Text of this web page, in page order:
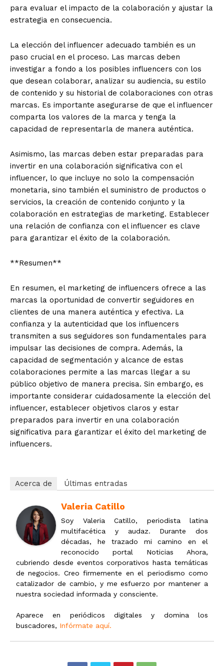
para evaluar el impacto de la colaboración y ajustar la
estrategia en consecuencia.
La elección del influencer adecuado también es un
paso crucial en el proceso. Las marcas deben
investigar a fondo a los posibles influencers con los
que desean colaborar, analizar su audiencia, su estilo
de contenido y su historial de colaboraciones con otras
marcas. Es importante asegurarse de que el influencer
comparta los valores de la marca y tenga la
capacidad de representarla de manera auténtica.
Asimismo, las marcas deben estar preparadas para
invertir en una colaboración significativa con el
influencer, lo que incluye no solo la compensación
monetaria, sino también el suministro de productos o
servicios, la creación de contenido conjunto y la
colaboración en estrategias de marketing. Establecer
una relación de confianza con el influencer es clave
para garantizar el éxito de la colaboración.
**Resumen**
En resumen, el marketing de influencers ofrece a las
marcas la oportunidad de convertir seguidores en
clientes de una manera auténtica y efectiva. La
confianza y la autenticidad que los influencers
transmiten a sus seguidores son fundamentales para
impulsar las decisiones de compra. Además, la
capacidad de segmentación y alcance de estas
colaboraciones permite a las marcas llegar a su
público objetivo de manera precisa. Sin embargo, es
importante considerar cuidadosamente la elección del
influencer, establecer objetivos claros y estar
preparados para invertir en una colaboración
significativa para garantizar el éxito del marketing de
influencers.
Acerca de Últimas entradas
Valeria Catillo
Soy Valeria Catillo, periodista latina
multifacética y audaz. Durante dos
décadas, he trazado mi camino en el
reconocido portal Noticias Ahora,
cubriendo desde eventos corporativos hasta temáticas
de negocios. Creo firmemente en el periodismo como
catalizador de cambio, y me esfuerzo por mantener a
nuestra sociedad informada y consciente.
Aparece en periódicos digitales y domina los
buscadores, Infórmate aquí.